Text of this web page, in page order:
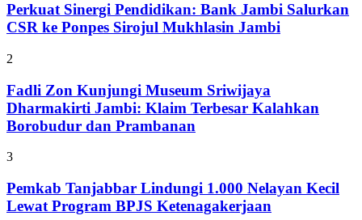
Perkuat Sinergi Pendidikan: Bank Jambi Salurkan
CSR ke Ponpes Sirojul Mukhlasin Jambi
2
Fadli Zon Kunjungi Museum Sriwijaya
Dharmakirti Jambi: Klaim Terbesar Kalahkan
Borobudur dan Prambanan
3
Pemkab Tanjabbar Lindungi 1.000 Nelayan Kecil
Lewat Program BPJS Ketenagakerjaan